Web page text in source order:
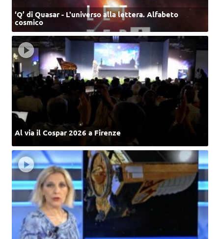
‘Q’ di Quasar - L'universo alla lettera. Alfabeto
cosmico
Al via il Cospar 2026 a Firenze